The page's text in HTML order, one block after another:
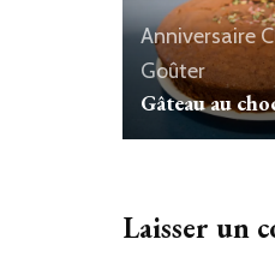
Anniversaire
Goûter
Gâteau au
Laisser un